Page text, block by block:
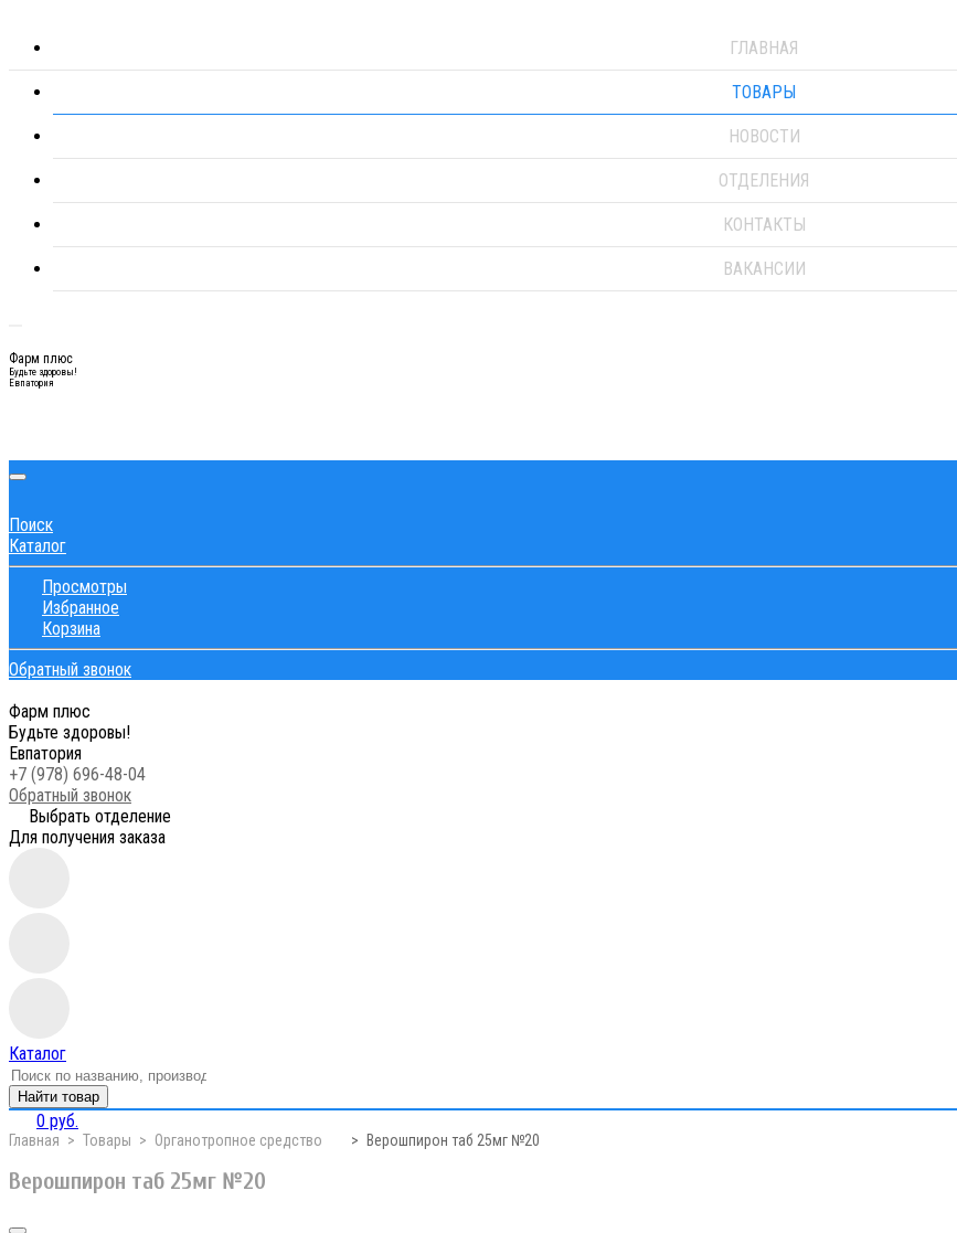
ГЛАВНАЯ
ТОВАРЫ
НОВОСТИ
ОТДЕЛЕНИЯ
КОНТАКТЫ
ВАКАНСИИ
Фарм плюс
Будьте здоровы!
Евпатория
Поиск
Каталог
Просмотры
Избранное
Корзина
Обратный звонок
Фарм плюс
Будьте здоровы!
Евпатория
+7 (978) 696-48-04
Обратный звонок
Выбрать отделение
Для получения заказа
Каталог
Найти товар
0 руб.
Главная Товары Органотропное средство Верошпирон таб 25мг №20
Верошпирон таб 25мг №20